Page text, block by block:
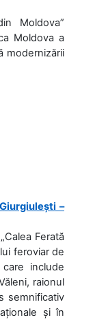
Moldova”
Moldova a
modernizării
–
Ferată
feroviar de
include
raionul
semnificativ
și în